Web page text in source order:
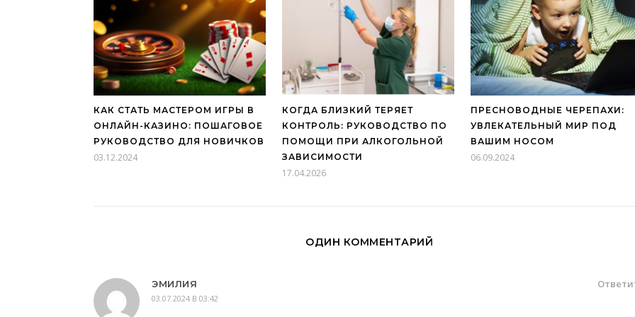
КАК СТАТЬ МАСТЕРОМ ИГРЫ В
ОНЛАЙН-КАЗИНО: ПОШАГОВОЕ
РУКОВОДСТВО ДЛЯ НОВИЧКОВ
03.12.2024
КОГДА БЛИЗКИЙ ТЕРЯЕТ
КОНТРОЛЬ: РУКОВОДСТВО ПО
ПОМОЩИ ПРИ АЛКОГОЛЬНОЙ
ЗАВИСИМОСТИ
17.04.2026
ПРЕСНОВОДНЫЕ ЧЕРЕПАХИ:
УВЛЕКАТЕЛЬНЫЙ МИР ПОД
ВАШИМ НОСОМ
06.09.2024
ОДИН КОММЕНТАРИЙ
ЭМИЛИЯ
03.07.2024 В 03:42